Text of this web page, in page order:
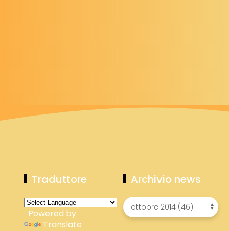
Traduttore
Powered by
Translate
Archivio news